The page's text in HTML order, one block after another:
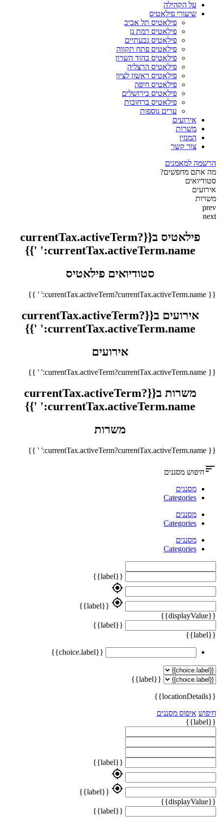
על הקהילה
שיעורי פילאטיס
פילאטיס תל אביב
פילאטיס רמת גן
פילאטיס גבעתיים
פילאטיס פתח תקווה
פילאטיס בהוד השרון
פילאטיס הרצליה
פילאטיס ראשון לציון
פילאטיס חיפה
פילאטיס בירושלים
פילאטיס ברחובות
ערים נוספות
אירועים
משרות
המגזין
צור קשר
הרשמה למאמנים
מה אתם מחפשים?
סטודיואים
אירועים
משרות
prev
next
פילאטיס ב{{currentTax.activeTerm?
currentTax.activeTerm.name:' '}}
סטודיואים פילאטיס
{{ currentTax.activeTerm?currentTax.activeTerm.name:' ' }}
אירועים ב{{currentTax.activeTerm?
currentTax.activeTerm.name:' '}}
אירועים
{{ currentTax.activeTerm?currentTax.activeTerm.name:' ' }}
משרות ב{{currentTax.activeTerm?
currentTax.activeTerm.name:' '}}
משרות
{{ currentTax.activeTerm?currentTax.activeTerm.name:' ' }}
sortחיפוש מסננים
מסננים
Categories
מסננים
Categories
מסננים
Categories
{{label}}
my_location
my_location
{{label}}
{{displayValue}}
{{label}}
{{label}}
{{choice.label}}
{{label}}
{{locationDetails}}
חיפוש איפוס מסננים
{{label}}
{{label}}
my_location
my_location
{{label}}
{{displayValue}}
{{label}}